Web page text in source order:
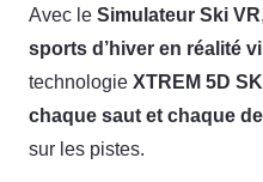
Avec le Simulateur Ski VR
sports d’hiver en réalité
technologie XTREM 5D SKI
chaque saut et chaque
sur les pistes.